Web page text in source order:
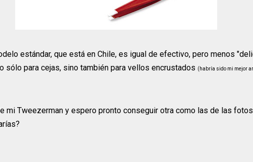
estándar, que está en Chile, es igual de efectivo, pero menos
sólo para cejas, sino también para vellos encrustados (habría sido mi mejor
mi Tweezerman y espero pronto conseguir otra como las de las